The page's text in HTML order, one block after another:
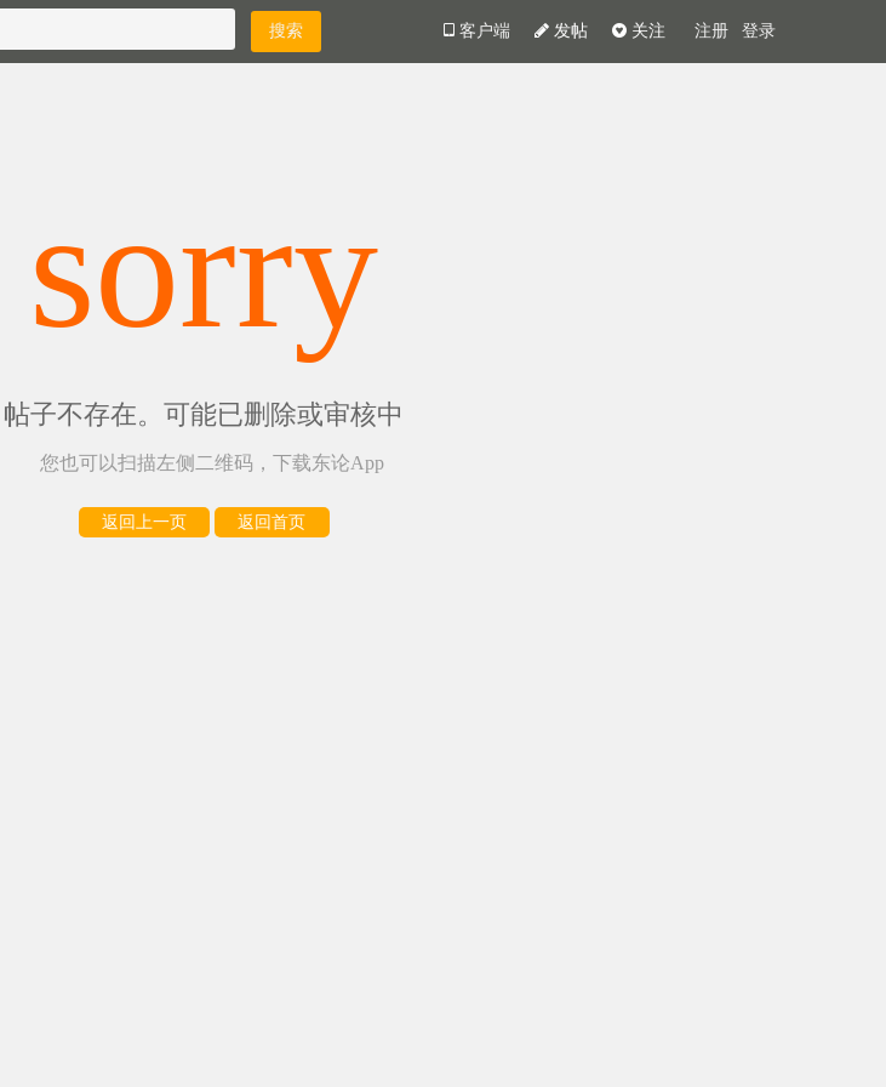
注册 登录
关注
发帖
客户端
sorry
帖子不存在。可能已删除或审核中
您也可以扫描左侧二维码，下载东论App
返回上一页 返回首页